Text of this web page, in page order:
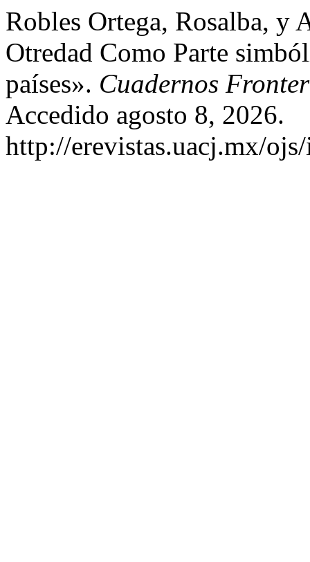
Robles Ortega, Rosalba, y
Otredad Como Parte
países». Cuadernos
Accedido agosto 8, 2026.
http://erevistas.uacj.mx/